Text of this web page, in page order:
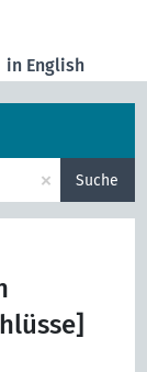
in English
× Suche